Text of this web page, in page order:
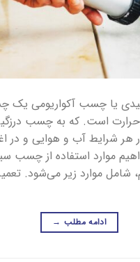
یا چسب آکواریومی یک
است. که به چسب
شرایط آب و هوایی و در
موارد استفاده از چسب
شامل موارد زیر می‌شود.
ادامه مطلب →